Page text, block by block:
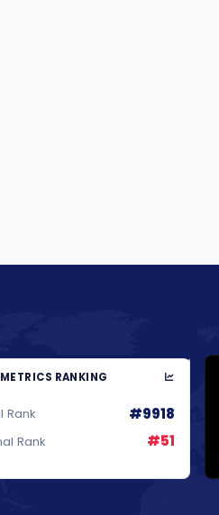
RANKING
Rank #9918
Rank #51